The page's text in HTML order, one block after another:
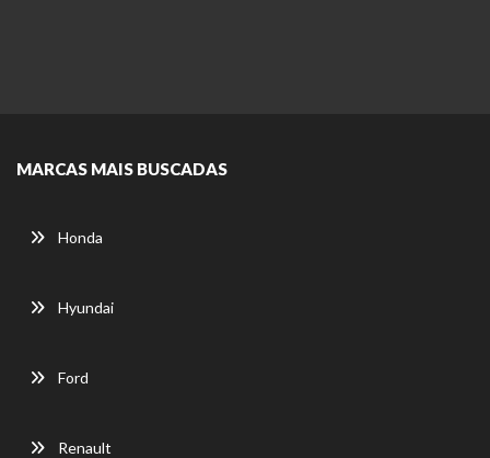
MARCAS MAIS BUSCADAS
Honda
Hyundai
Ford
Renault